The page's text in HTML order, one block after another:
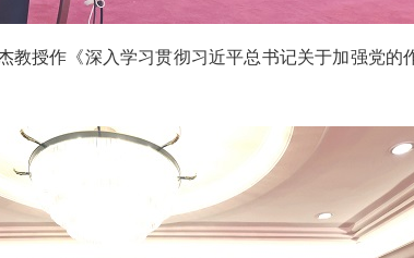
作《深入学习贯彻习近平总书记关于加强党的